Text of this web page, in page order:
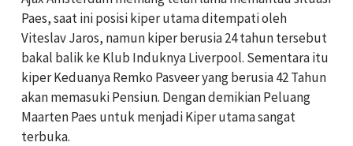
Paes, saat ini posisi kiper utama ditempati oleh
Viteslav Jaros, namun kiper berusia 24 tahun tersebut
bakal balik ke Klub Induknya Liverpool. Sementara itu
kiper Keduanya Remko Pasveer yang berusia 42 Tahun
akan memasuki Pensiun. Dengan demikian Peluang
Maarten Paes untuk menjadi Kiper utama sangat
terbuka.